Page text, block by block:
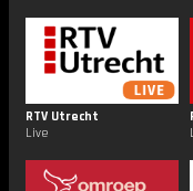
RTV Utrecht
Live